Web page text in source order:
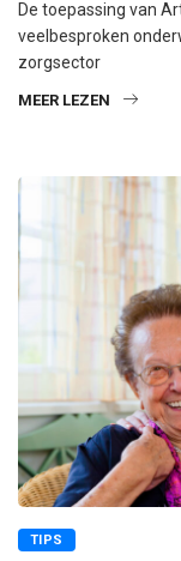
De toepassing van
veelbesproken
zorgsector
MEER LEZEN
TIPS